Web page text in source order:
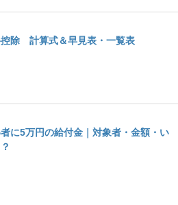
除 計算式＆早見表・一覧表
に5万円の給付金｜対象者・金額・い